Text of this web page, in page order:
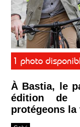
1 photo
À Bastia, le
édition de
protégeons la